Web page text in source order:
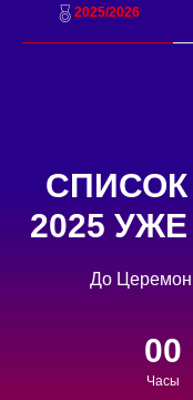
2025/2026
2025
До
00
Часы